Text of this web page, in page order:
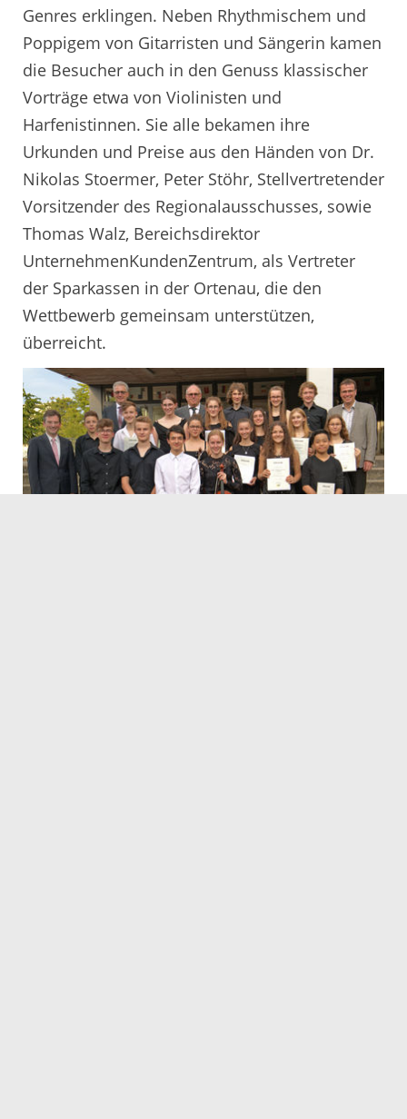
Genres erklingen. Neben Rhythmischem und
Poppigem von Gitarristen und Sängerin kamen
die Besucher auch in den Genuss klassischer
Vorträge etwa von Violinisten und
Harfenistinnen. Sie alle bekamen ihre
Urkunden und Preise aus den Händen von Dr.
Nikolas Stoermer, Peter Stöhr, Stellvertretender
Vorsitzender des Regionalausschusses, sowie
Thomas Walz, Bereichsdirektor
UnternehmenKundenZentrum, als Vertreter
der Sparkassen in der Ortenau, die den
Wettbewerb gemeinsam unterstützen,
überreicht.